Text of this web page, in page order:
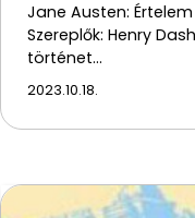
Jane Austen:
Szereplők: Henry
történet…
2023.10.18.